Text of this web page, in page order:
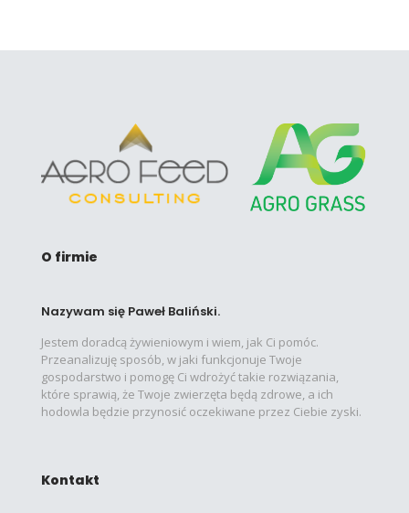
O firmie
Nazywam się Paweł Baliński.
Jestem doradcą żywieniowym i wiem, jak Ci pomóc.
Przeanalizuję sposób, w jaki funkcjonuje Twoje
gospodarstwo i pomogę Ci wdrożyć takie rozwiązania,
które sprawią, że Twoje zwierzęta będą zdrowe, a ich
hodowla będzie przynosić oczekiwane przez Ciebie zyski.
Kontakt